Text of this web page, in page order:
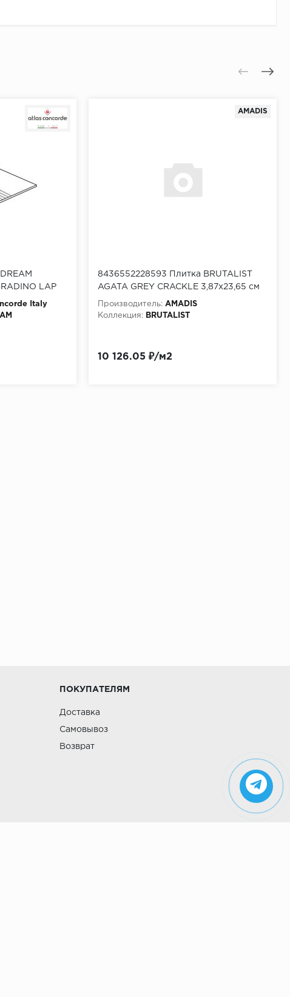
LAP
Italy
AMADIS
8436552228593 Плитка BRUTALIST
AGATA GREY CRACKLE 3,87x23,65 см
Производитель: AMADIS
Коллекция:
BRUTALIST
10 126.05 ₽/м2
ПОКУПАТЕЛЯМ
Доставка
Самовывоз
Возврат